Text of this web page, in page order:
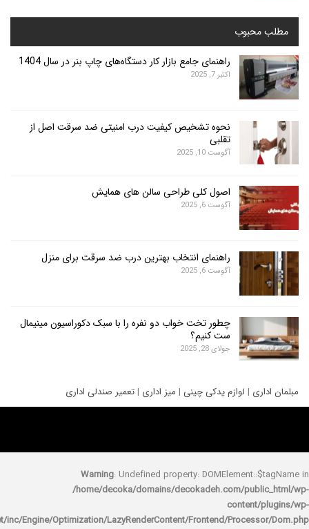
راهنمای جامع بازار کار دستگاه‌های چاپ بنر در سال 1404
اکتبر 7, 2025
نحوه تشخیص کیفیت درب امنیتی ضد سرقت اصل از
تقلبی
آگوست 10, 2025
اصول کلی طراحی سالن های همایش
آگوست 6, 2025
راهنمای انتخاب بهترین درب ضد سرقت برای منزل
آگوست 6, 2025
چطور تخت خواب دو نفره را با سبک دکوراسیون مینیمال
ست کنیم؟
جولای 28, 2025
|لوازم یدکی چینی|میز اداری| تعمیر صندلی اداری
Warning: Undefined property:
/home/decoka/domains/decokadeh.com/
rocket/inc/Engine/Optimization/LazyRenderContent/Frontend/